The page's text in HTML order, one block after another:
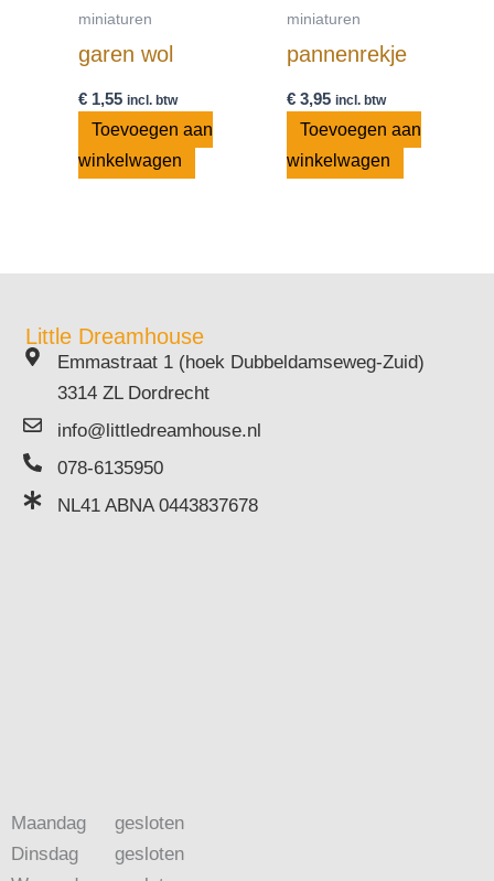
miniaturen
garen wol
€ 1,55 incl. btw
Toevoegen aan
winkelwagen
miniaturen
pannenrekje
€3,95 incl. btw
Toevoegen aan
winkelwagen
Little Dreamhouse
Emmastraat 1 (hoek Dubbeldamseweg-Zuid)
3314 ZL Dordrecht
info@littledreamhouse.nl
078-6135950
NL41 ABNA 0443837678
Maandag
Dinsdag
gesloten
gesloten